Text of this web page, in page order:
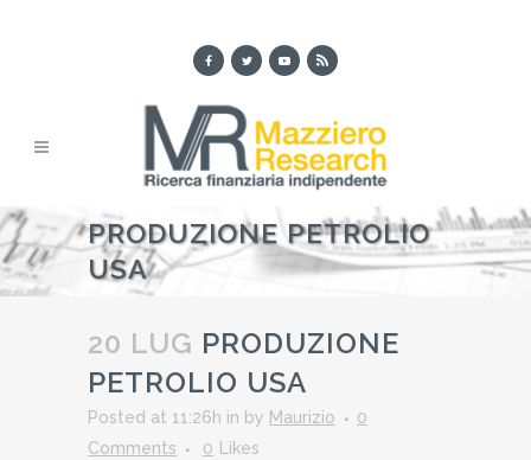
PRODUZIONE PETROLIO
USA
20 LUG PRODUZIONE
PETROLIO USA
Posted at 11:26h in by Maurizio
0
Comments
0 Likes